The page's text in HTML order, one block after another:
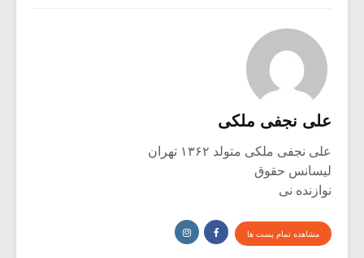
علی نجفی ملکی
علی نجفی ملکی متولد ۱۳۶۲ تهران
لیسانس حقوق
نوازنده نی
مشاهده تمام پست ها